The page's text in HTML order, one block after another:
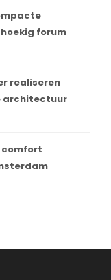
forum
realiseren
architectuur
comfort